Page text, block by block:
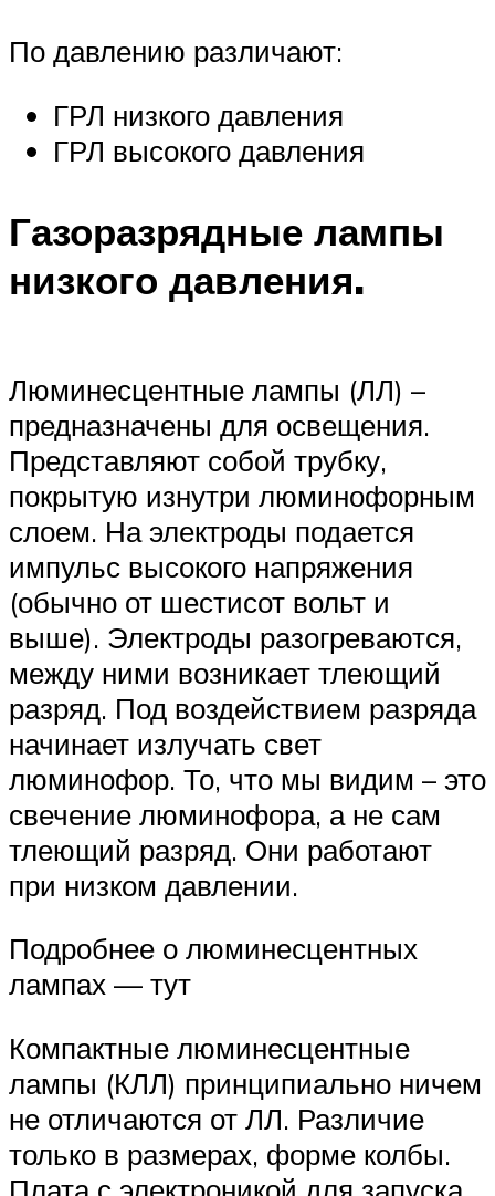
По давлению различают:
ГРЛ низкого давления
ГРЛ высокого давления
Газоразрядные лампы
низкого давления.
Люминесцентные лампы (ЛЛ) –
предназначены для освещения.
Представляют собой трубку,
покрытую изнутри люминофорным
слоем. На электроды подается
импульс высокого напряжения
(обычно от шестисот вольт и
выше). Электроды разогреваются,
между ними возникает тлеющий
разряд. Под воздействием разряда
начинает излучать свет
люминофор. То, что мы видим – это
свечение люминофора, а не сам
тлеющий разряд. Они работают
при низком давлении.
Подробнее о люминесцентных
лампах — тут
Компактные люминесцентные
лампы (КЛЛ) принципиально ничем
не отличаются от ЛЛ. Различие
только в размерах, форме колбы.